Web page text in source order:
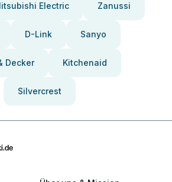
Electric Zanussi
D-Link Sanyo
Decker Kitchenaid
Silvercrest